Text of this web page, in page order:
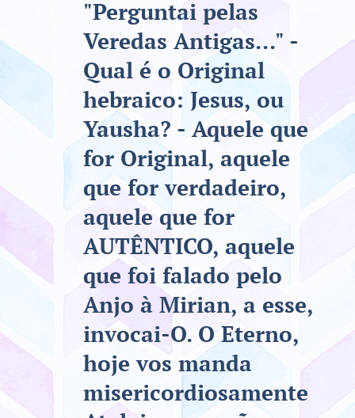
"Perguntai pelas
Veredas Antigas..." -
Qual é o Original
hebraico: Jesus, ou
Yausha? - Aquele que
for Original, aquele
que for verdadeiro,
aquele que for
AUTÊNTICO, aquele
que foi falado pelo
Anjo à Mirian, a esse,
invocai-O. O Eterno,
hoje vos manda
misericordiosamente